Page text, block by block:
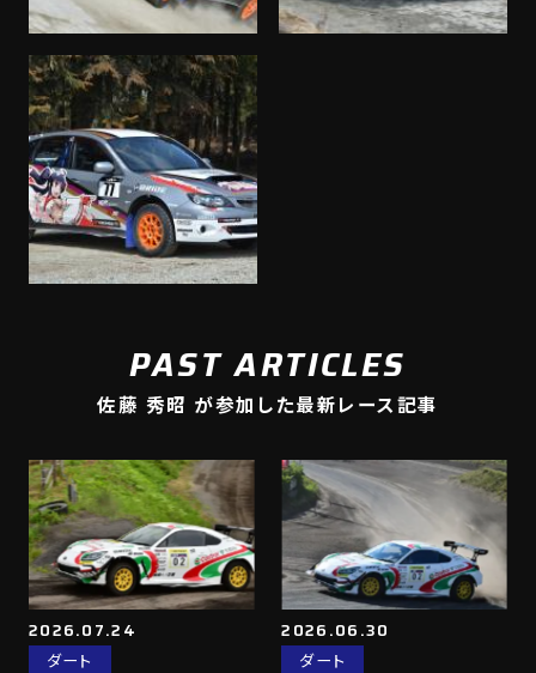
PAST ARTICLES
佐藤 秀昭 が参加した最新レース記事
2026.07.24
ダート
2026.06.30
ダート